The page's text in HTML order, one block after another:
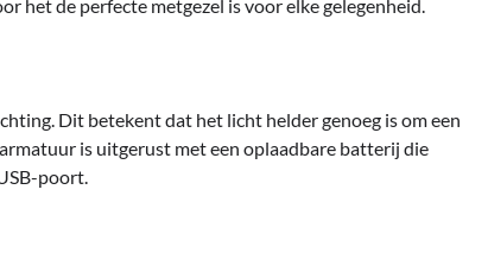
het de perfecte metgezel is voor elke gelegenheid.
Dit betekent dat het licht helder genoeg is om een
is uitgerust met een oplaadbare batterij die
poort.